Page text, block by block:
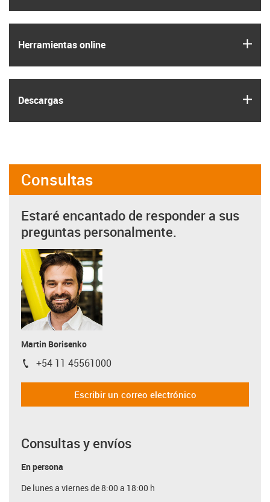
Herramientas online
Descargas
Consultas
Estaré encantado de responder a sus
preguntas personalmente.
Martin Borisenko
igus-icon-phone
+54 11 45561000
Escribir un correo electrónico
Consultas y envíos
En persona
De lunes a viernes de 8:00 a 18:00 h